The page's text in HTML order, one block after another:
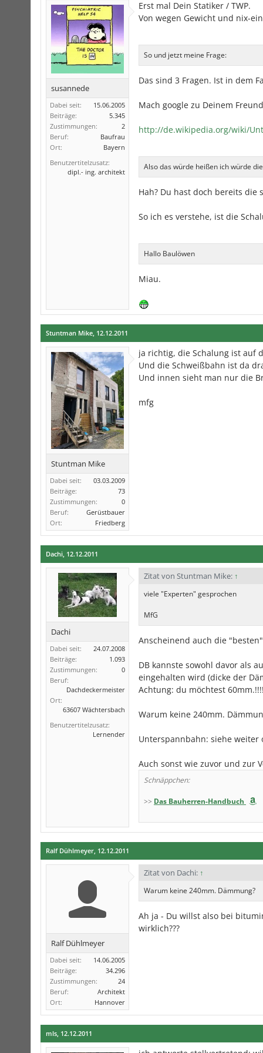
susannede
Dabei seit:
15.06.2005
Beiträge:
5.345
Zustimmungen:
2
Beruf:
Baufrau
Ort:
Bayern
Benutzertitelzusatz:
dipl.- ing. architekt
Erst mal Dein Statiker / TWP.
Von wegen Gewicht und nix-
So und jetzt meine Frage:
Das sind 3 Fragen. Ist in dem
Mach google zu Deinem
http://de.wikipedia.org/wiki/
Also das würde heißen ich würde
Hah? Du hast doch bereits die
So ich es verstehe, ist die
Hallo Baulöwen
Miau.
Stuntman Mike, 12.12.2011
Stuntman Mike
Dabei seit:
03.03.2009
Beiträge:
73
Zustimmungen:
0
Beruf:
Gerüstbauer
Ort:
Friedberg
ja richtig, die Schalung ist auf
Und die Schweißbahn ist da
Und innen sieht man nur die
mfg
Dachi, 12.12.2011
Dachi
Dabei seit:
24.07.2008
Beiträge:
1.093
Zustimmungen:
0
Beruf:
Dachdeckermeister
Ort:
63607 Wächtersbach
Benutzertitelzusatz:
Lernender
Zitat von Stuntman Mike: ↑
viele "Experten" gesprochen
MfG
Anscheinend auch die
DB kannste sowohl davor als
eingehalten wird (dicke der
Achtung: du möchtest 60mm.!!!!
Warum keine 240mm.
Unterspannbahn: siehe weiter
Auch sonst wie zuvor und zur
Schnäppchen:
>> Das Bauherren-Handbuch
Ralf Dühlmeyer, 12.12.2011
Ralf Dühlmeyer
Dabei seit:
14.06.2005
Beiträge:
34.296
Zustimmungen:
24
Beruf:
Architekt
Ort:
Hannover
Zitat von Dachi: ↑
Warum keine 240mm. Dämmung?
Ah ja - Du willst also bei
wirklich???
mls, 12.12.2011